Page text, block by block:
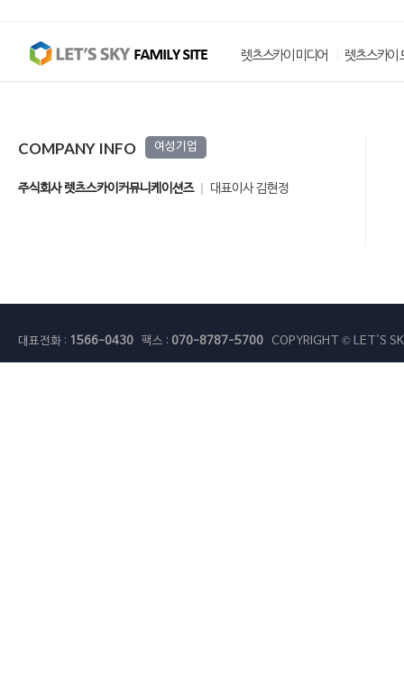
렛츠스카이 미디어 렛츠스카이
COMPANY INFO 여성기업
주식회사 렛츠스카이커뮤니케이션즈 대표이사 김현정
대표전화 : 1566-0430 팩스 : 070-8787-5700 COPYRIGHT © LET'S